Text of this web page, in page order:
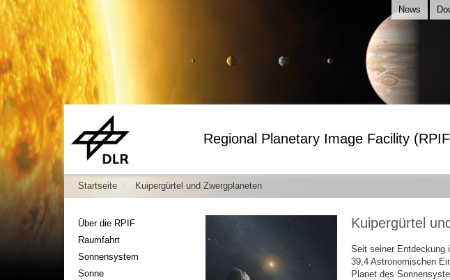
Regional Planetary Image Facility
Startseite Kuipergürtel und Zwergplaneten
Über die RPIF
Raumfahrt
Sonnensystem
Sonne
Kuipergürtel
Seit seiner Entdeckung
39,4 Astronomischen
Planet des
News